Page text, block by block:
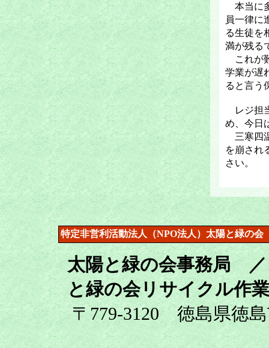
本当に
員一律に
る生徒を
満が残る
これが
学業が遅
ると言う
レジ担
め、今日
三寒四
を崩され
さい。
特定非営利活動法人（NPO法人）太陽と緑の会
太陽と緑の会事務局
と緑の会リサイクル作
〒779-3120 徳島県徳